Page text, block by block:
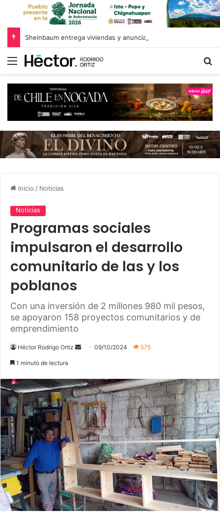
Menú
Inicio / Noticias
Noticias
Programas sociales
impulsaron el desarrollo
comunitario de las y los
poblanos
Con una inversión de 2 millones 980 mil pesos,
se apoyaron 158 proyectos comunitarios y de
emprendimiento
Héctor Rodrigo Ortiz
d
a
n
e
m
a
l
09/10/2024 575
1 minuto de lectura